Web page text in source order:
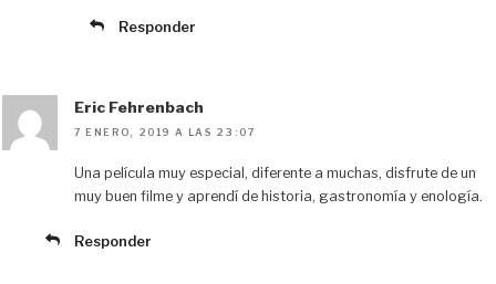
Responder
Eric Fehrenbach
7 ENERO, 2019 A LAS 23:07
Una película muy especial, diferente a muchas, disfrute de un
muy buen filme y aprendí de historia, gastronomía y enología.
Responder